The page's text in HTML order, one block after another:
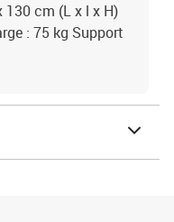
130 cm (L x l x H)
: 75 kg Support